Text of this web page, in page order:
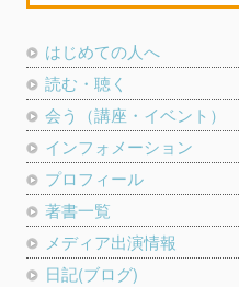
はじめての人へ
読む・聴く
会う（講座・イベント）
インフォメーション
プロフィール
著書一覧
メディア出演情報
日記(ブログ)